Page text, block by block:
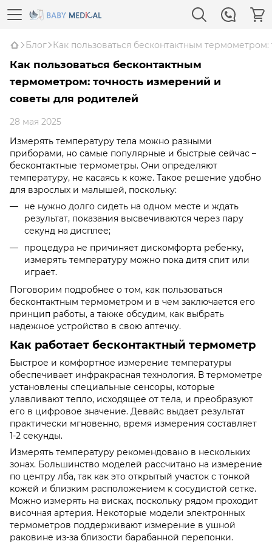
Блог Как пользоваться бесконтактным
Как пользоваться бесконтактным
термометром: точность измерений и
советы для родителей
28 мая 2025
Измерять температуру тела можно разными
приборами, но самые популярные и быстрые сейчас –
бесконтактные термометры. Они определяют
температуру, не касаясь к коже. Такое решение удобно
для взрослых и малышей, поскольку:
не нужно долго сидеть на одном месте и ждать
результат, показания высвечиваются через пару
секунд на дисплее;
процедура не причиняет дискомфорта ребенку,
измерять температуру можно пока дитя спит или
играет.
Поговорим подробнее о том, как пользоваться
бесконтактным термометром и в чем заключается его
принцип работы, а также обсудим, как выбрать
надежное устройство в свою аптечку.
Как работает бесконтактный термометр
Быстрое и комфортное измерение температуры
обеспечивает инфракрасная технология. В термометре
установлены специальные сенсоры, которые
улавливают тепло, исходящее от тела, и преобразуют
его в цифровое значение. Девайс выдает результат
практически мгновенно, время измерения составляет
1-2 секунды.
Измерять температуру рекомендовано в нескольких
зонах. Большинство моделей рассчитано на измерение
по центру лба, так как это открытый участок с тонкой
кожей и близким расположением к сосудистой сетке.
Можно измерять на висках, поскольку рядом проходит
височная артерия. Некоторые модели электронных
термометров поддерживают измерение в ушной
раковине из-за близости барабанной перепонки.